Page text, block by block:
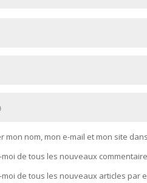
mon nom, mon e-mail et mon site
de tous les nouveaux
de tous les nouveaux articles par